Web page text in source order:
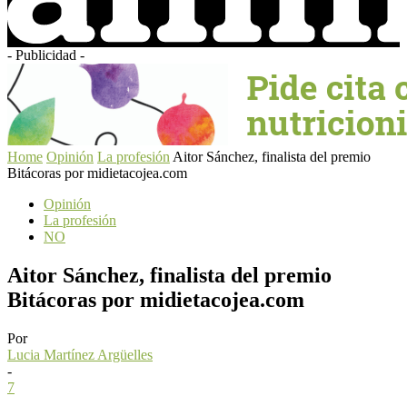
- Publicidad -
Home Opinión La profesión Aitor Sánchez, finalista del premio
Bitácoras por midietacojea.com
Opinión
La profesión
NO
Aitor Sánchez, finalista del premio
Bitácoras por midietacojea.com
Por
Lucia Martínez Argüelles
-
7